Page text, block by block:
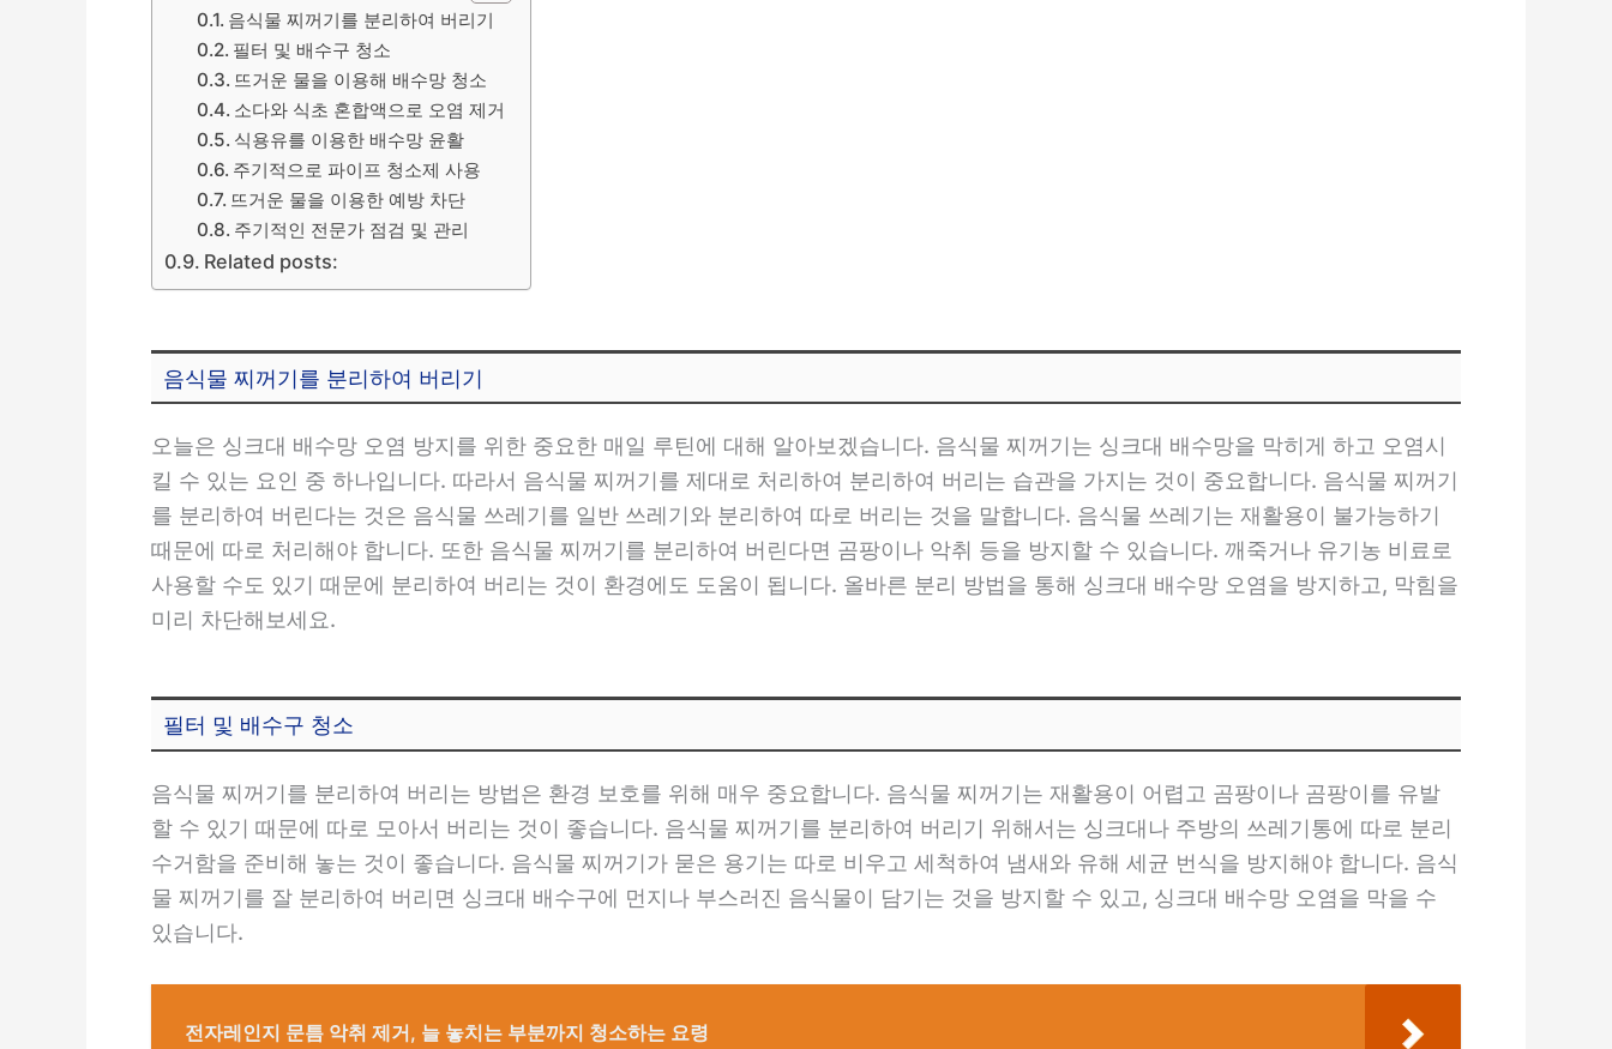
음식물 찌꺼기를 분리하여 버리기
필터 및 배수구 청소
뜨거운 물을 이용해 배수망 청소
소다와 식초 혼합액으로 오염 제거
식용유를 이용한 배수망 윤활
주기적으로 파이프 청소제 사용
뜨거운 물을 이용한 예방 차단
주기적인 전문가 점검 및 관리
Related posts:
음식물 찌꺼기를 분리하여 버리기
오늘은 싱크대 배수망 오염 방지를 위한 중요한 매일 루틴에 대해 알아보겠습니다. 음식물 찌꺼기는 싱크대 배수망을 막히게 하고 오염시
킬 수 있는 요인 중 하나입니다. 따라서 음식물 찌꺼기를 제대로 처리하여 분리하여 버리는 습관을 가지는 것이 중요합니다. 음식물 찌꺼기
를 분리하여 버린다는 것은 음식물 쓰레기를 일반 쓰레기와 분리하여 따로 버리는 것을 말합니다. 음식물 쓰레기는 재활용이 불가능하기
때문에 따로 처리해야 합니다. 또한 음식물 찌꺼기를 분리하여 버린다면 곰팡이나 악취 등을 방지할 수 있습니다. 깨죽거나 유기농 비료로
사용할 수도 있기 때문에 분리하여 버리는 것이 환경에도 도움이 됩니다. 올바른 분리 방법을 통해 싱크대 배수망 오염을 방지하고, 막힘을
미리 차단해보세요.
필터 및 배수구 청소
음식물 찌꺼기를 분리하여 버리는 방법은 환경 보호를 위해 매우 중요합니다. 음식물 찌꺼기는 재활용이 어렵고 곰팡이나 곰팡이를 유발
할 수 있기 때문에 따로 모아서 버리는 것이 좋습니다. 음식물 찌꺼기를 분리하여 버리기 위해서는 싱크대나 주방의 쓰레기통에 따로 분리
수거함을 준비해 놓는 것이 좋습니다. 음식물 찌꺼기가 묻은 용기는 따로 비우고 세척하여 냄새와 유해 세균 번식을 방지해야 합니다. 음식
물 찌꺼기를 잘 분리하여 버리면 싱크대 배수구에 먼지나 부스러진 음식물이 담기는 것을 방지할 수 있고, 싱크대 배수망 오염을 막을 수
있습니다.
전자레인지 문틈 악취 제거, 늘 놓치는 부분까지 청소하는 요령